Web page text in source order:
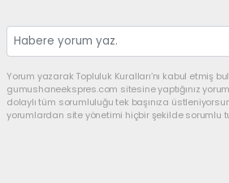
Yorum yazarak Topluluk Kuralları’nı kabul etmiş
gumushaneekspres.com sitesine yaptığınız
dolaylı tüm sorumluluğu tek başınıza
yorumlardan site yönetimi hiçbir şekilde sorumlu